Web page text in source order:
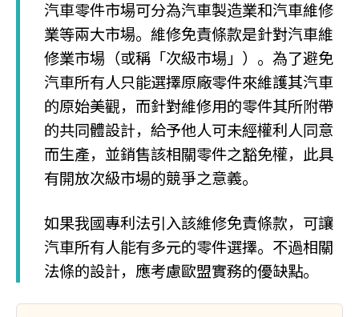
汽車零件市場可分為汽車製造業和汽車維修
業等兩大市場。維修免責條款是針對汽車維
修業市場（或稱「次級市場」）。為了避免
汽車所有人只能選擇原廠零件來維護其汽車
的原始美觀，而針對維修用的零件其所附帶
的共同體設計，給予他人可未經權利人同意
而生產，並銷售該相關零件之豁免權，此具
有開放次級市場的競爭之意義。
如果我國專利法引入該維修免責條款，可讓
汽車所有人能有多元的零件選擇。不過相關
法條的設計，應考慮歐盟實務的優缺點。